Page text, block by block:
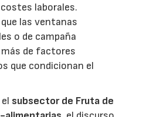
laborales.
las ventanas
o de campaña
más de factores
que condicionan el
subsector de Fruta de